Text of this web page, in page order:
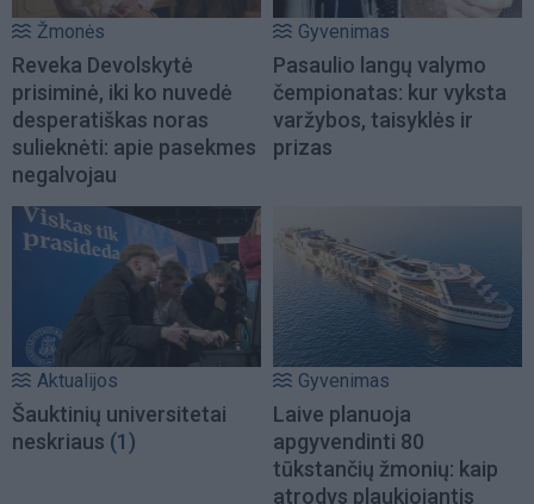
Žmonės
Reveka Devolskytė
prisiminė, iki ko nuvedė
desperatiškas noras
sulieknėti: apie pasekmes
negalvojau
Gyvenimas
Pasaulio langų valymo
čempionatas: kur vyksta
varžybos, taisyklės ir
prizas
Aktualijos
Šauktinių universitetai
neskriaus (1)
Gyvenimas
Laive planuoja
apgyvendinti 80
tūkstančių žmonių: kaip
atrodys plaukiojantis